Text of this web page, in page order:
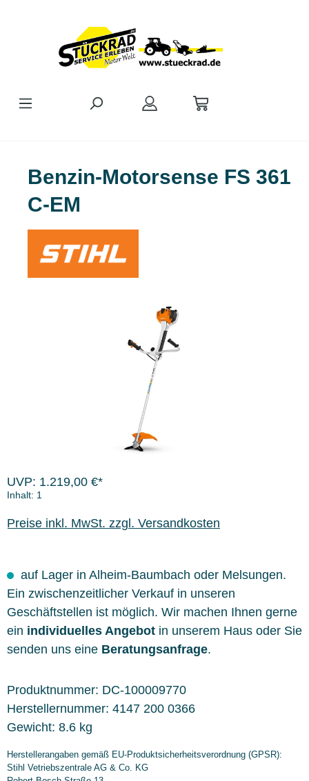
Benzin-Motorsense FS 361
C-EM
UVP: 1.219,00 €*
Inhalt: 1
Preise inkl. MwSt. zzgl. Versandkosten
auf Lager in Alheim-Baumbach oder Melsungen.
Ein zwischenzeitlicher Verkauf in unseren
Geschäftstellen ist möglich. Wir machen Ihnen gerne
ein individuelles Angebot in unserem Haus oder Sie
senden uns eine Beratungsanfrage.
Produktnummer: DC-100009770
Herstellernummer: 4147 200 0366
Gewicht: 8.6 kg
Herstellerangaben gemäß EU-Produktsicherheitsverordnung (GPSR):
Stihl Vetriebszentrale AG & Co. KG